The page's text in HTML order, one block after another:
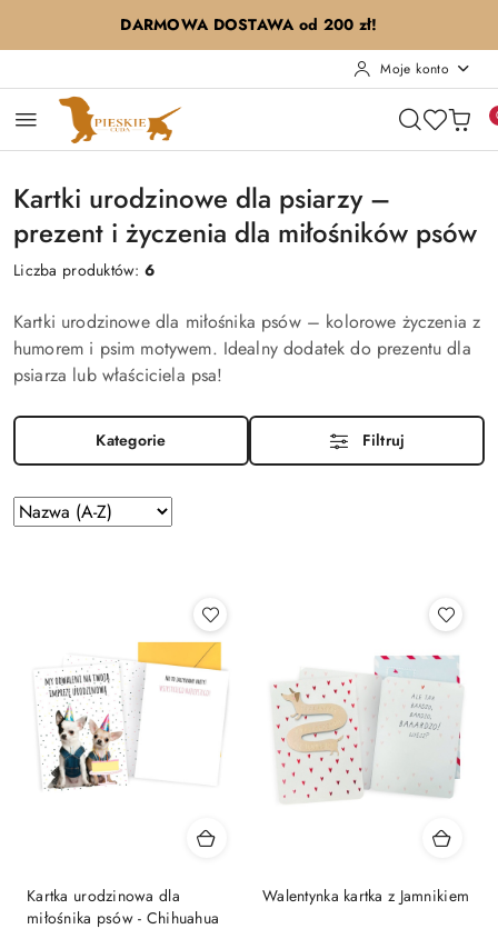
Przejdź do treści głównej
Przejdź do wyszukiwarki
Przejdź do moje konto
Przejdź do menu głównego
Przejdź do stopkiDARMOWA DOSTAWA od 200 zł!
Moje konto
Kartki urodzinowe dla psiarzy –
prezent i życzenia dla miłośników psów
Liczba produktów:6
Kartki urodzinowe dla miłośnika psów – kolorowe życzenia z
humorem i psim motywem. Idealny dodatek do prezentu dla
psiarza lub właściciela psa!
Kategorie Filtruj
Zastosowano
sortowanie:
Sortuj
według
Kartka urodzinowa dla
miłośnika psów - Chihuahua
Walentynka kartka z Jamnikiem